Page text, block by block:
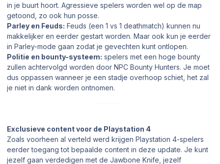
in je buurt hoort. Agressieve spelers worden wel op de map
getoond, zo ook hun posse.
Parley en Feuds: Feuds (een 1 vs 1 deathmatch) kunnen nu
makkelijker en eerder gestart worden. Maar ook kun je eerder
in Parley-mode gaan zodat je gevechten kunt ontlopen.
Politie en bounty-systeem: spelers met een hoge bounty
zullen achtervolgd worden door NPC Bounty Hunters. Je moet
dus oppassen wanneer je een stadje overhoop schiet, het zal
je niet in dank worden ontnomen.
Exclusieve content voor de Playstation 4
Zoals voorheen al verteld werd krijgen Playstation 4-spelers
eerder toegang tot bepaalde content in deze update. Je kunt
jezelf gaan verdedigen met de Jawbone Knife, jezelf